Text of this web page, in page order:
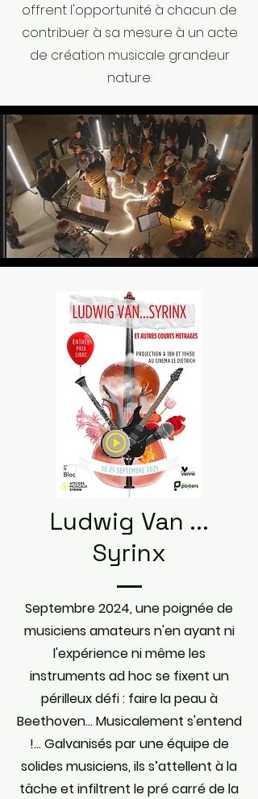
offrent l'opportunité à chacun de
contribuer à sa mesure à un acte
de création musicale grandeur
nature.
Ludwig Van ...
Syrinx
Septembre 2024, une poignée de
musiciens amateurs n'en ayant ni
l'expérience ni même les
instruments ad hoc se fixent un
périlleux défi : faire la peau à
Beethoven... Musicalement s'entend
!... Galvanisés par une équipe de
solides musiciens, ils s’attellent à la
tâche et infiltrent le pré carré de la